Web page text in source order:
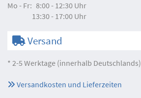
Mo - Fr: 8:00 - 12:30 Uhr
13:30 - 17:00 Uhr
Versand
* 2-5 Werktage (innerhalb Deutschlands)
Versandkosten und Lieferzeiten